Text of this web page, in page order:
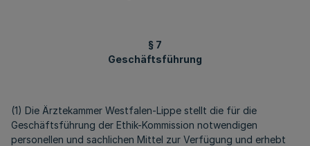
§ 7
Geschäftsführung
(1) Die Ärztekammer Westfalen-Lippe stellt die für die
Geschäftsführung der Ethik-Kommission notwendigen
personellen und sachlichen Mittel zur Verfügung und erhebt